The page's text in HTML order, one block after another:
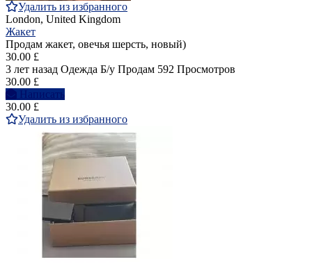
Удалить из избранного
London, United Kingdom
Жакет
Продам жакет, овечья шерсть, новый)
30.00 £
3 лет назад Одежда Б/у Продам 592 Просмотров
30.00 £
Написать
30.00 £
Удалить из избранного